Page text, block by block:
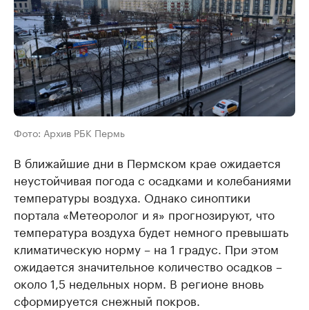
Фото: Архив РБК Пермь
В ближайшие дни в Пермском крае ожидается
неустойчивая погода с осадками и колебаниями
температуры воздуха. Однако синоптики
портала «Метеоролог и я» прогнозируют, что
температура воздуха будет немного превышать
климатическую норму – на 1 градус. При этом
ожидается значительное количество осадков –
около 1,5 недельных норм. В регионе вновь
сформируется снежный покров.